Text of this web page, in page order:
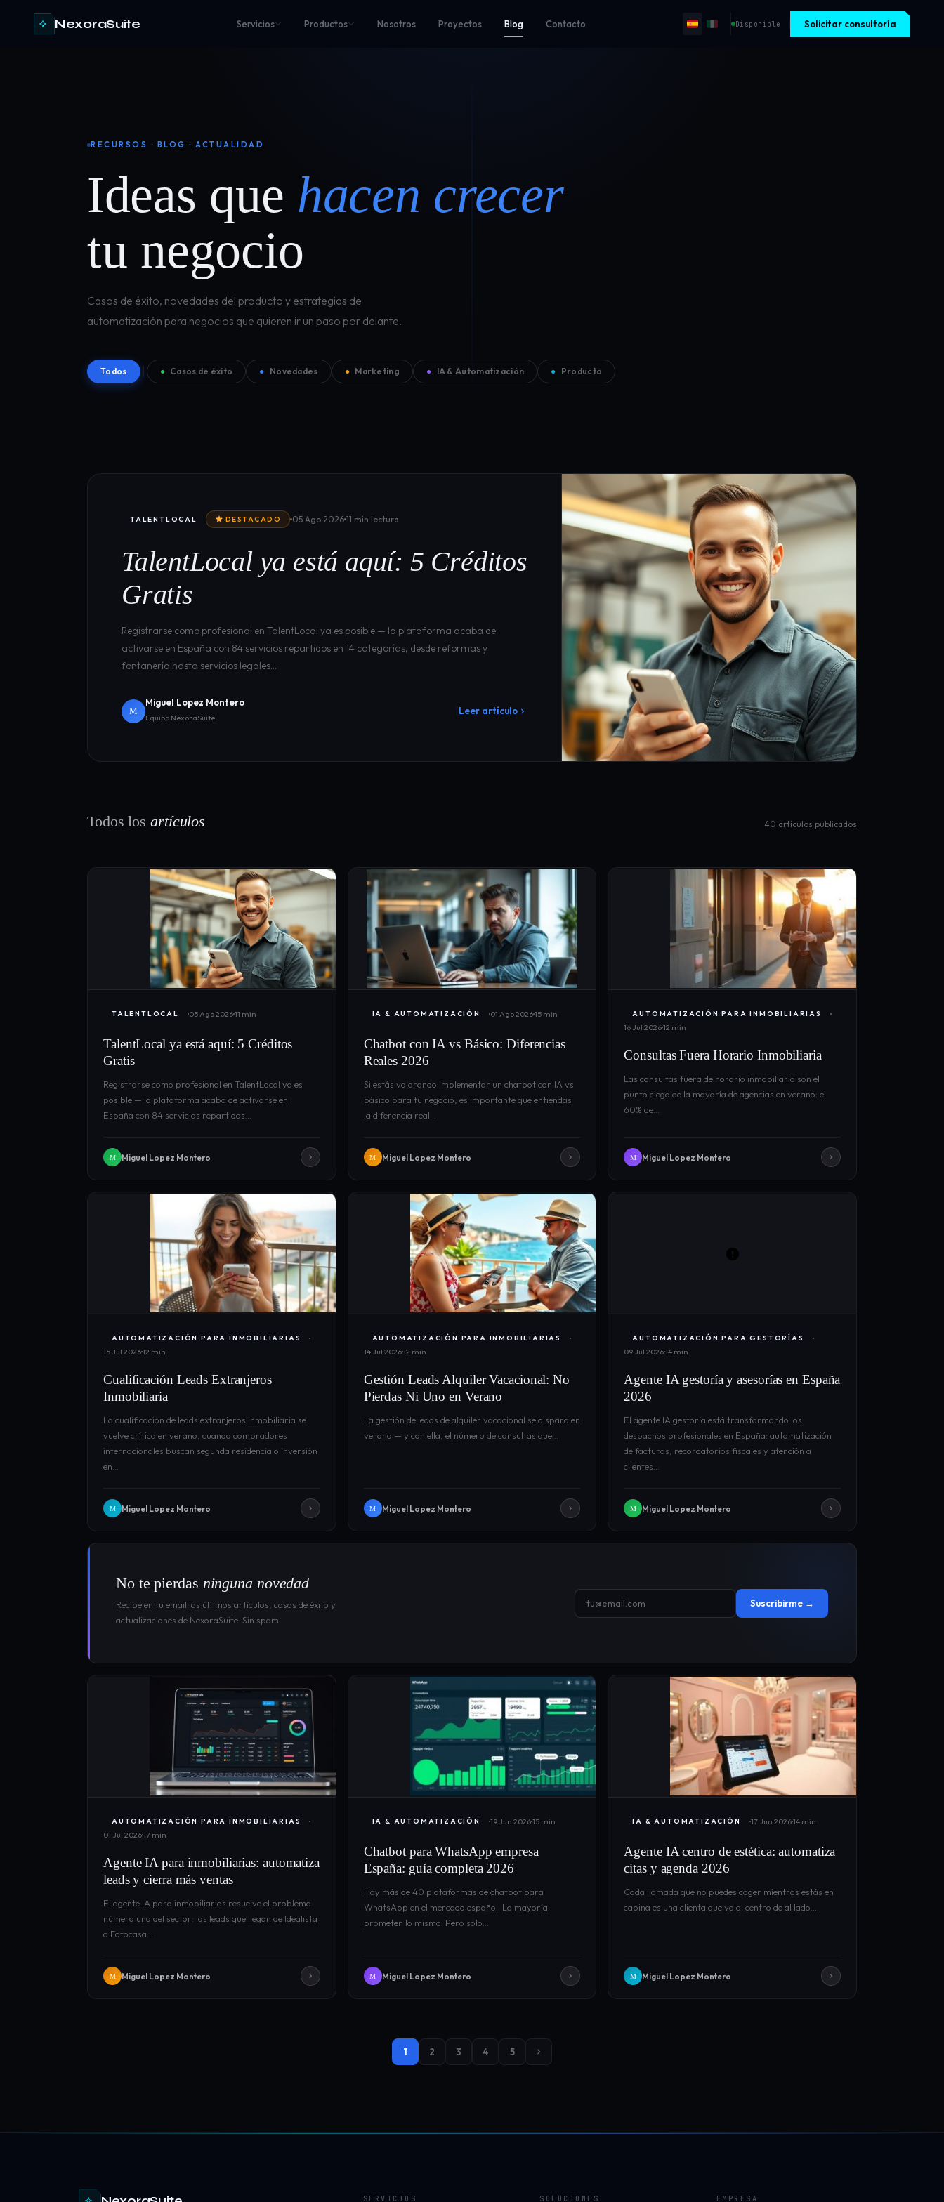
NexoraSuite Servicios Productos Nosotros Proyectos Blog Contacto Disponible Solicitar consultoría
RECURSOS · BLOG · ACTUALIDAD
Ideas que hacen crecer
tu negocio
Casos de éxito, novedades del producto y estrategias de
automatización para negocios que quieren ir un paso por delante.
Todos ● Casos de éxito ● Novedades ● Marketing ● IA & Automatización ● Producto
TALENTLOCAL DESTACADO 05 Ago 2026 11 min lectura
TalentLocal ya está aquí: 5 Créditos
Gratis
Registrarse como profesional en TalentLocal ya es posible — la plataforma acaba de
activarse en España con 84 servicios repartidos en 14 categorías, desde reformas y
fontanería hasta servicios legales…
M
Miguel Lopez Montero
Equipo NexoraSuite
Leer artículo
Todos los artículos 40 artículos publicados
TALENTLOCAL 05 Ago 202611 min
TalentLocal ya está aquí: 5 Créditos
Gratis
Registrarse como profesional en TalentLocal ya es
posible — la plataforma acaba de activarse en
España con 84 servicios repartidos…
M Miguel Lopez Montero
IA & AUTOMATIZACIÓN 01 Ago 202615 min
Chatbot con IA vs Básico: Diferencias
Reales 2026
Si estás valorando implementar un chatbot con IA vs
básico para tu negocio, es importante que entiendas
la diferencia real…
M Miguel Lopez Montero
AUTOMATIZACIÓN PARA INMOBILIARIAS
16 Jul 202612 min
Consultas Fuera Horario Inmobiliaria
Las consultas fuera de horario inmobiliaria son el
punto ciego de la mayoría de agencias en verano: el
60% de…
M Miguel Lopez Montero
AUTOMATIZACIÓN PARA INMOBILIARIAS
15 Jul 202612 min
Cualificación Leads Extranjeros
Inmobiliaria
La cualificación de leads extranjeros inmobiliaria se
vuelve crítica en verano, cuando compradores
internacionales buscan segunda residencia o inversión
en…
M Miguel Lopez Montero
AUTOMATIZACIÓN PARA INMOBILIARIAS
14 Jul 202612 min
Gestión Leads Alquiler Vacacional: No
Pierdas Ni Uno en Verano
La gestión de leads de alquiler vacacional se dispara en
verano — y con ella, el número de consultas que…
M Miguel Lopez Montero
AUTOMATIZACIÓN PARA GESTORÍAS
09 Jul 202614 min
Agente IA gestoría y asesorías en España
2026
El agente IA gestoría está transformando los
despachos profesionales en España: automatización
de facturas, recordatorios fiscales y atención a
clientes…
M Miguel Lopez Montero
No te pierdas ninguna novedad
Recibe en tu email los últimos artículos, casos de éxito y
actualizaciones de NexoraSuite. Sin spam.
Suscribirme →
AUTOMATIZACIÓN PARA INMOBILIARIAS
01 Jul 202617 min
Agente IA para inmobiliarias: automatiza
leads y cierra más ventas
El agente IA para inmobiliarias resuelve el problema
número uno del sector: los leads que llegan de Idealista
o Fotocasa…
M Miguel Lopez Montero
IA & AUTOMATIZACIÓN 19 Jun 202615 min
Chatbot para WhatsApp empresa
España: guía completa 2026
Hay más de 40 plataformas de chatbot para
WhatsApp en el mercado español. La mayoría
prometen lo mismo. Pero solo…
M Miguel Lopez Montero
IA & AUTOMATIZACIÓN 17 Jun 202614 min
Agente IA centro de estética: automatiza
citas y agenda 2026
Cada llamada que no puedes coger mientras estás en
cabina es una clienta que va al centro de al lado.…
M Miguel Lopez Montero
1 2 3 4 5
SERVICIOS SOLUCIONES EMPRESA